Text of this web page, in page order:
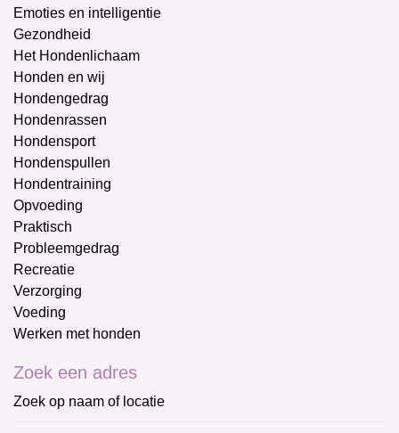
Emoties en intelligentie
Gezondheid
Het Hondenlichaam
Honden en wij
Hondengedrag
Hondenrassen
Hondensport
Hondenspullen
Hondentraining
Opvoeding
Praktisch
Probleemgedrag
Recreatie
Verzorging
Voeding
Werken met honden
Zoek een adres
Zoek op naam of locatie